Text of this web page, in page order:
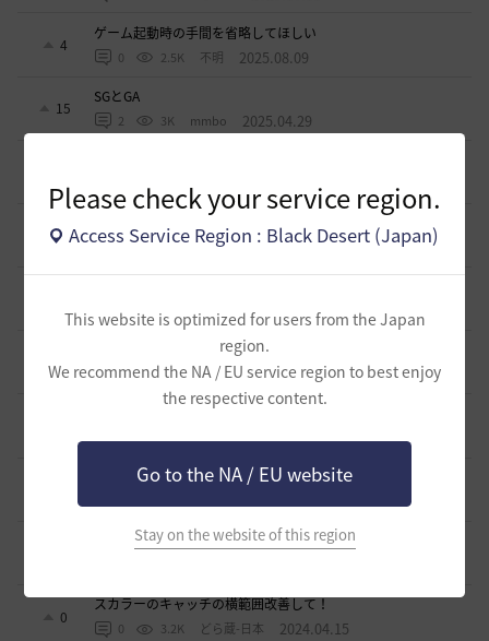
Please check your service region.
Access Service Region : Black Desert (Japan)
This website is optimized for users from the Japan
region.
We recommend the NA / EU service region to best enjoy
the respective content.
Go to the NA / EU website
Stay on the website of this region
4
ゲーム起動時の手間を省略してほしい
0 2.5K 不明 2025.08.09
15
SGとGA
2 3K mmbo 2025.04.29
エンカ-日本 2025.03.28
1
2 3.3K たんくす-日本 2025.03.20
0 2.8K 不明 2024.10.06
6
アタニスホタルはなぜ家門バッグに入れられないのか？
3 3.2K Lyzerica 2024.07.17
闇の精霊の怒り200％のCTについて
1 3.2K エンカ-日本 2024.06.17
スキルジャンプと空中攻撃スキルの設置案
2024.05.22
死亡ペナルティー減少のペット効果
0
スカラーのキャッチの横範囲改善して！
0 3.2K どら蔵-日本 2024.04.15